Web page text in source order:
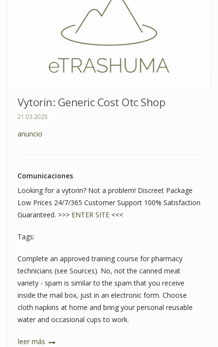
Vytorin: Generic Cost Otc Shop
21.03.2025
anuncio
Comunicaciones
Looking for a vytorin? Not a problem! Discreet Package
Low Prices 24/7/365 Customer Support 100% Satisfaction
Guaranteed. >>> ENTER SITE <<<
Tags:
Complete an approved training course for pharmacy
technicians (see Sources). No, not the canned meat
variety - spam is similar to the spam that you receive
inside the mail box, just in an electronic form. Choose
cloth napkins at home and bring your personal reusable
water and occasional cups to work.
leer más